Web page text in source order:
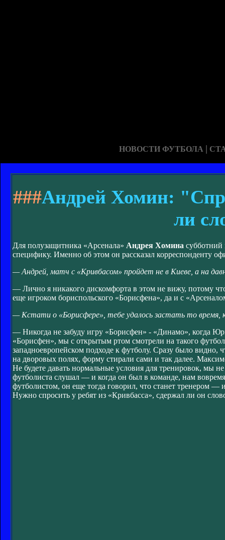
НОВОСТИ ФУТБОЛА |
###Андрей Хомин:
ли
Для полузащитника «Арсенала» Андрея Хомина субботний
специфику. Именно об этом он рассказал корреспонденту
— Андрей, матч с «Кривбасом» пройдет не в Киеве, а на
— Лично я никакого дискомфорта в этом не вижу, потому
еще игроком бориспольского «Борисфена», да и с
— Кстати о «Борисфере», тебе удалось застать то время,
— Никогда не забуду игру «Борисфен» - «Динамо», когда
«Борисфен», мы с открытым ртом смотрели на такого
западноевропейском подходе к футболу. Сразу было
на дворовых полях, форму стирали сами и так далее.
Не будете давать нормальные условия для тренировок, мы
футболиста слушал — и когда он был в команде, нам
футболистом, он еще тогда говорил, что станет тренером —
Нужно спросить у ребят из «Кривбасса», сдержал ли он